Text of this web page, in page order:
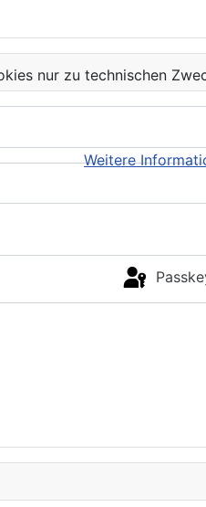
nur zu technischen
Weitere